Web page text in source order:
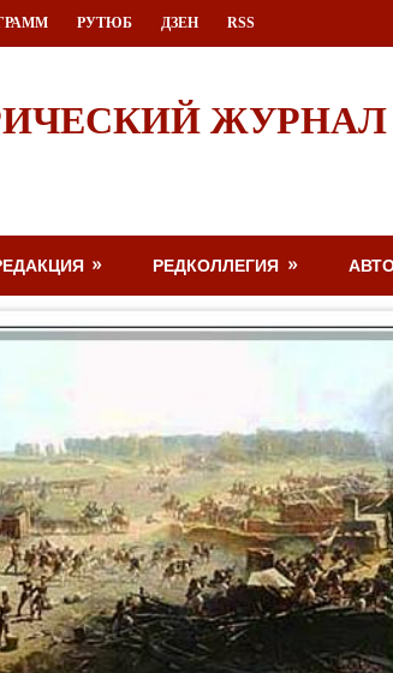
РУТЮБ ДЗЕН RSS
ЖУРНАЛ
РЕДКОЛЛЕГИЯ